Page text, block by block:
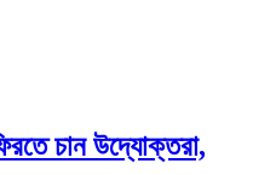
চান উদ্যোক্তরা,